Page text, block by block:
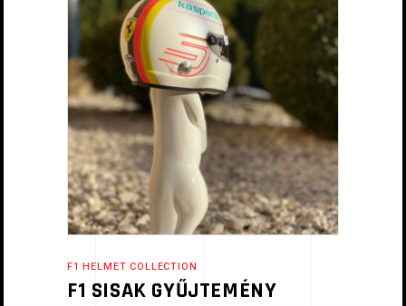
F1 HELMET COLLECTION
F1 SISAK GYŰJTEMÉNY